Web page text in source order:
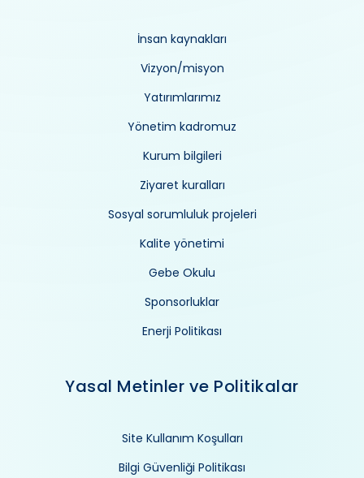
İnsan kaynakları
Vizyon/misyon
Yatırımlarımız
Yönetim kadromuz
Kurum bilgileri
Ziyaret kuralları
Sosyal sorumluluk projeleri
Kalite yönetimi
Gebe Okulu
Sponsorluklar
Enerji Politikası
Yasal Metinler ve Politikalar
Site Kullanım Koşulları
Bilgi Güvenliği Politikası